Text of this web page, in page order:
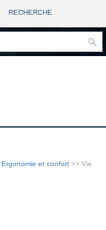
RECHERCHE
Ergonomie et confort >> Vie